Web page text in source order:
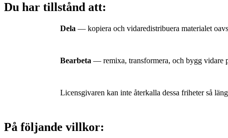
Du har tillstånd att:
Dela — kopiera och vidaredistribuera materialet
Bearbeta — remixa, transformera, och bygg vidare
Licensgivaren kan inte återkalla dessa friheter så
På följande villkor: